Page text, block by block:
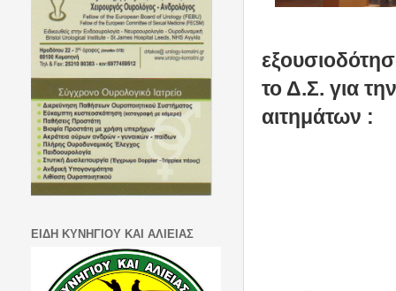
το Δ.Σ. για
αιτημάτων :
ΕΙΔΗ ΚΥΝΗΓΙΟΥ ΚΑΙ ΑΛΙΕΙΑΣ